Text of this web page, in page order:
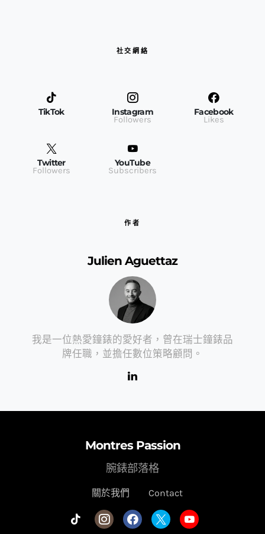
社交網絡
TikTok Instagram
Followers
Facebook
Likes
Twitter
Followers
YouTube
Subscribers
作者
Julien Aguettaz
我是一位熱愛鐘錶的愛好者，曾在瑞士鐘錶品
牌任職，並擔任數位策略顧問。
Montres Passion
關於我們 Contact
腕錶部落格